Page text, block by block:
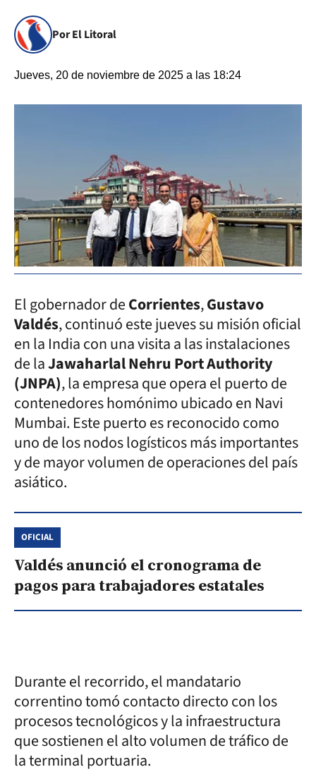
Por El Litoral
Jueves, 20 de noviembre de 2025 a las 18:24
El gobernador deCorrientes,Gustavo
Valdés, continuó este jueves su misión oficial
en la India con una visita a las instalaciones
de laJawaharlal Nehru Port Authority
(JNPA), la empresa que opera el puerto de
contenedores homónimo ubicado en Navi
Mumbai. Este puerto es reconocido como
uno de los nodos logísticos más importantes
y de mayor volumen de operaciones del país
asiático.
OFICIAL
Valdés anunció el cronograma de
pagos para trabajadores estatales
Durante el recorrido, el mandatario
correntino tomó contacto directo con los
procesos tecnológicos y la infraestructura
que sostienen el alto volumen de tráfico de
la terminal portuaria.